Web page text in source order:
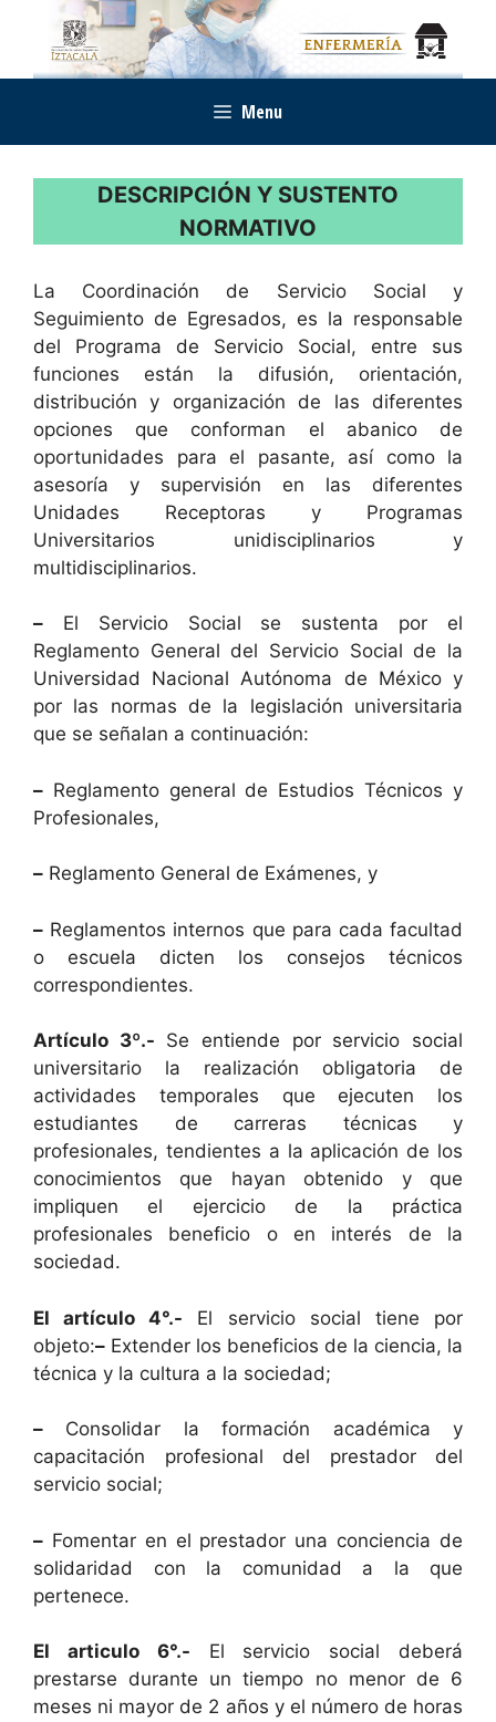
contenido
Menu
DESCRIPCIÓN Y SUSTENTO
NORMATIVO
La Coordinación de Servicio Social y
Seguimiento de Egresados, es la responsable
del Programa de Servicio Social, entre sus
funciones están la difusión, orientación,
distribución y organización de las diferentes
opciones que conforman el abanico de
oportunidades para el pasante, así como la
asesoría y supervisión en las diferentes
Unidades Receptoras y Programas
Universitarios unidisciplinarios y
multidisciplinarios.
– El Servicio Social se sustenta por el
Reglamento General del Servicio Social de la
Universidad Nacional Autónoma de México y
por las normas de la legislación universitaria
que se señalan a continuación:
– Reglamento general de Estudios Técnicos y
Profesionales,
– Reglamento General de Exámenes, y
– Reglamentos internos que para cada facultad
o escuela dicten los consejos técnicos
correspondientes.
Artículo 3º.- Se entiende por servicio social
universitario la realización obligatoria de
actividades temporales que ejecuten los
estudiantes de carreras técnicas y
profesionales, tendientes a la aplicación de los
conocimientos que hayan obtenido y que
impliquen el ejercicio de la práctica
profesionales beneficio o en interés de la
sociedad.
El artículo 4°.- El servicio social tiene por
objeto:– Extender los beneficios de la ciencia, la
técnica y la cultura a la sociedad;
– Consolidar la formación académica y
capacitación profesional del prestador del
servicio social;
– Fomentar en el prestador una conciencia de
solidaridad con la comunidad a la que
pertenece.
El articulo 6°.- El servicio social deberá
prestarse durante un tiempo no menor de 6
meses ni mayor de 2 años y el número de horas